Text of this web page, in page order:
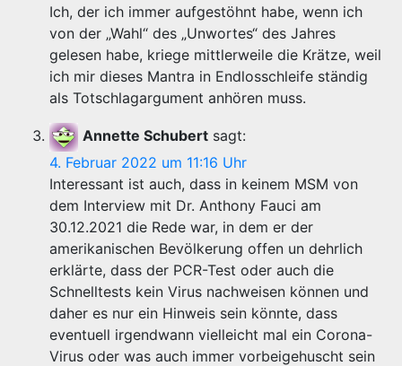
Ich, der ich immer aufgestöhnt habe, wenn ich
von der „Wahl“ des „Unwortes“ des Jahres
gelesen habe, kriege mittlerweile die Krätze, weil
ich mir dieses Mantra in Endlosschleife ständig
als Totschlagargument anhören muss.
Annette Schubert sagt:
4. Februar 2022 um 11:16 Uhr
Interessant ist auch, dass in keinem MSM von
dem Interview mit Dr. Anthony Fauci am
30.12.2021 die Rede war, in dem er der
amerikanischen Bevölkerung offen un dehrlich
erklärte, dass der PCR-Test oder auch die
Schnelltests kein Virus nachweisen können und
daher es nur ein Hinweis sein könnte, dass
eventuell irgendwann vielleicht mal ein Corona-
Virus oder was auch immer vorbeigehuscht sein